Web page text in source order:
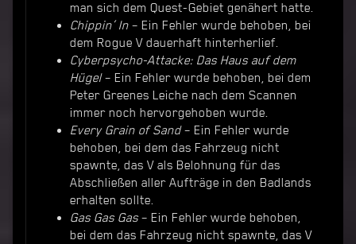
man sich dem Quest-Gebiet genähert hatte.
Chippin’ In – Ein Fehler wurde behoben, bei
dem Rogue V dauerhaft hinterherlief.
Cyberpsycho-Attacke: Das Haus auf dem
Hügel– Ein Fehler wurde behoben, bei dem
Peter Greenes Leiche nach dem Scannen
immer noch hervorgehoben wurde.
Every Grain of Sand– Ein Fehler wurde
behoben, bei dem das Fahrzeug nicht
spawnte, das V als Belohnung für das
Abschließen aller Aufträge in den Badlands
erhalten sollte.
Gas Gas Gas– Ein Fehler wurde behoben,
bei dem das Fahrzeug nicht spawnte, das V